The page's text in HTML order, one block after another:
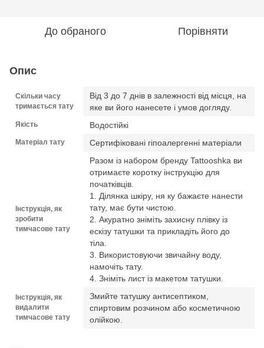
До обраного Порівняти
Опис
Скільки часу
тримається тату
Від 3 до 7 днів в залежності від місця, на
яке ви його нанесете і умов догляду.
Якість Водостійкі
Матеріал тату Сертифіковані гіпоалергенні матеріали
Інструкція, як
зробити
тимчасове тату
Разом із набором бренду Tattooshka ви
отримаєте коротку інструкцію для
початківців.
1. Ділянка шкіру, ня ку бажаєте нанести
тату, має бути чистою.
2. Акуратно зніміть захисну плівку із
ескізу татушки та прикладіть його до
тіла.
3. Використовуючи звичайну воду,
намочіть тату.
4. Зніміть лист із макетом татушки.
Інструкція, як
видалити
тимчасове тату
Змийте татушку антисептиком,
спиртовим розчином або косметичною
олійкою.